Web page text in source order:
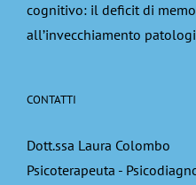
cognitivo: il deficit di
all’invecchiamento
CONTATTI
Dott.ssa Laura Colombo
Psicoterapeuta -